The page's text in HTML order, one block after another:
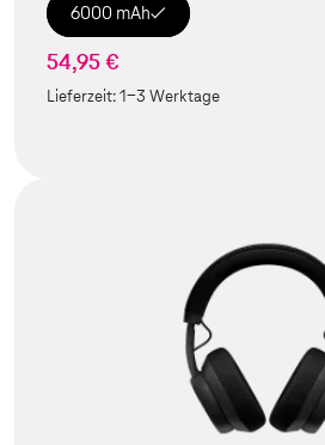
6000 mAh
54,95 €
Lieferzeit:1-3 Werktage